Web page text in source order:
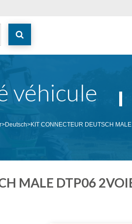
véhicule
>Deutsch>KIT CONNECTEUR DEUTSCH
MALE DTP06